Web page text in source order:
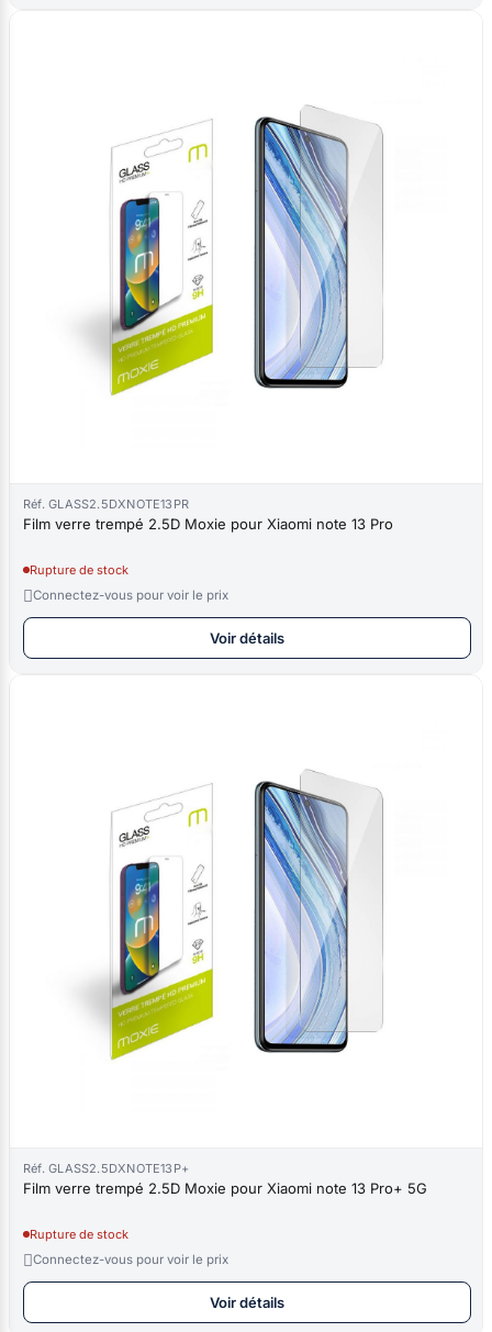
Réf. GLASS2.5DXNOTE13PR
Film verre trempé 2.5D Moxie pour Xiaomi note 13 Pro
Rupture de stock
Connectez-vous pour voir le prix
Voir détails
Réf. GLASS2.5DXNOTE13P+
Film verre trempé 2.5D Moxie pour Xiaomi note 13 Pro+ 5G
Rupture de stock
Connectez-vous pour voir le prix
Voir détails